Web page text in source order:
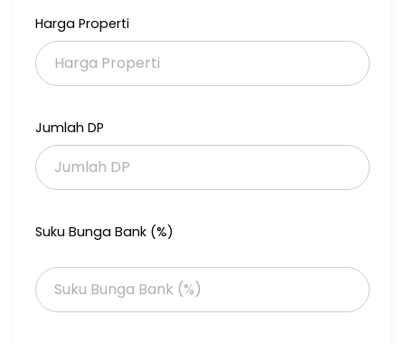
Semi Furnished
Sertifikat SHM
Harga Rp.9 Milyar
more info
081295339677
Harga Properti
Jumlah DP
Suku Bunga Bank (%)